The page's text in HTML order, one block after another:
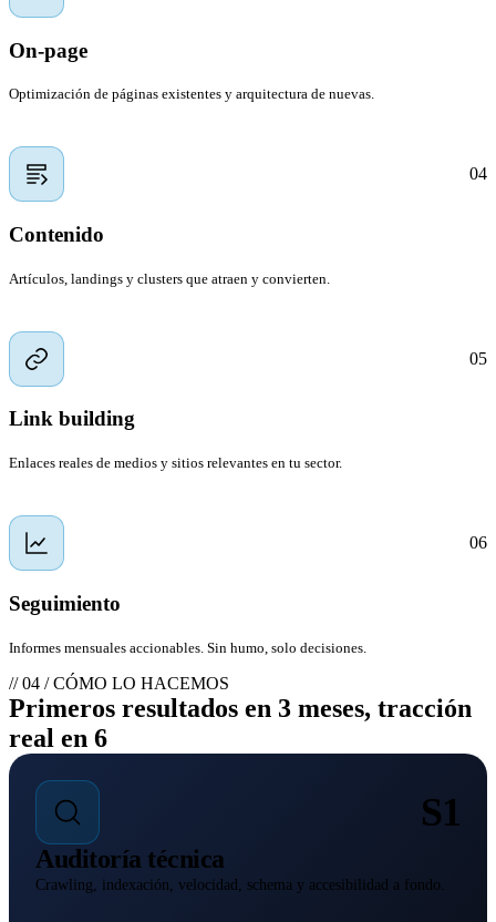
On-page
Optimización de páginas existentes y arquitectura de nuevas.
04
Contenido
Artículos, landings y clusters que atraen y convierten.
05
Link building
Enlaces reales de medios y sitios relevantes en tu sector.
06
Seguimiento
Informes mensuales accionables. Sin humo, solo decisiones.
// 04 / CÓMO LO HACEMOS
Primeros resultados en 3 meses, tracción
real en 6
S1
Auditoría técnica
Crawling, indexación, velocidad, schema y accesibilidad a fondo.